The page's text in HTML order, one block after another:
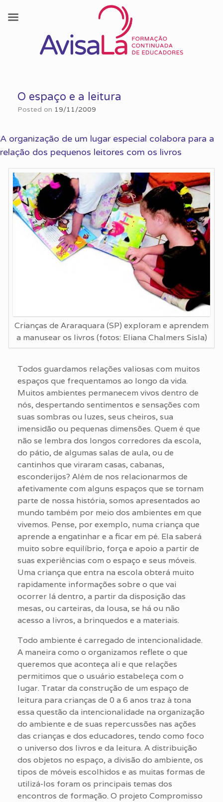
contentO espaço e a leitura
Posted on 19/11/2009
A organização de um lugar especial colabora para a
relação dos pequenos leitores com os livros
Crianças de Araraquara (SP) exploram e aprendem
a manusear os livros (fotos: Eliana Chalmers Sisla)
Todos guardamos relações valiosas com muitos
espaços que frequentamos ao longo da vida.
Muitos ambientes permanecem vivos dentro de
nós, despertando sentimentos e sensações com
suas sombras ou luzes, seus cheiros, sua
imensidão ou pequenas dimensões. Quem é que
não se lembra dos longos corredores da escola,
do pátio, de algumas salas de aula, ou de
cantinhos que viraram casas, cabanas,
esconderijos? Além de nos relacionarmos de
afetivamente com alguns espaços que se tornam
parte de nossa história, somos apresentados ao
mundo também por meio dos ambientes em que
vivemos. Pense, por exemplo, numa criança que
aprende a engatinhar e a ficar em pé. Ela saberá
muito sobre equilíbrio, força e apoio a partir de
suas experiências com o espaço e seus móveis.
Uma criança que entra na escola obterá muito
rapidamente informações sobre o que vai
ocorrer lá dentro, a partir da disposição das
mesas, ou carteiras, da lousa, se há ou não
acesso a livros, a brinquedos e a materiais.
Todo ambiente é carregado de intencionalidade.
A maneira como o organizamos reflete o que
queremos que aconteça ali e que relações
permitimos que o usuário estabeleça com o
lugar. Tratar da construção de um espaço de
leitura para crianças de 0 a 6 anos traz à tona
essa questão da intencionalidade na organização
do ambiente e de suas repercussões nas ações
das crianças e dos educadores, tendo como foco
o universo dos livros e da leitura. A distribuição
dos objetos no espaço, a divisão do ambiente, os
tipos de móveis escolhidos e as muitas formas de
utilizá-los foram os principais temas dos
encontros de formação. O projeto Compromisso